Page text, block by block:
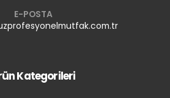
E-POSTA
Kategorileri